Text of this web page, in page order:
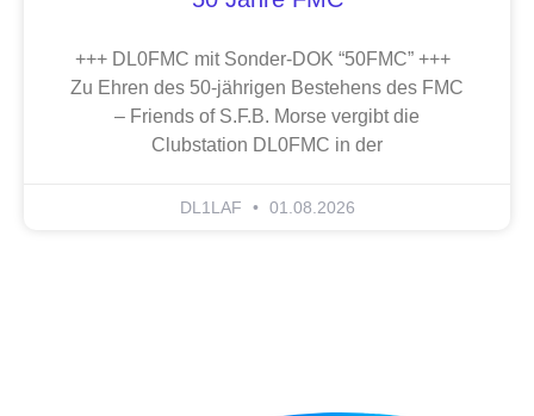
+++ DL0FMC mit Sonder-DOK “50FMC” +++
Zu Ehren des 50-jährigen Bestehens des FMC
– Friends of S.F.B. Morse vergibt die
Clubstation DL0FMC in der
DL1LAF 01.08.2026